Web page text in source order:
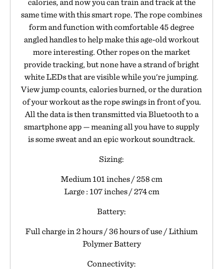
same time with this smart rope. The rope combines
form and function with comfortable 45 degree
angled handles to help make this age-old workout
more interesting. Other ropes on the market
provide tracking, but none have a strand of bright
white LEDs that are visible while you're jumping.
View jump counts, calories burned, or the duration
of your workout as the rope swings in front of you.
All the data is then transmitted via Bluetooth to a
smartphone app — meaning all you have to supply
is some sweat and an epic workout soundtrack.
Sizing:
Medium 101 inches / 258 cm
Large : 107 inches / 274 cm
Battery:
Full charge in 2 hours / 36 hours of use / Lithium
Polymer Battery
Connectivity: